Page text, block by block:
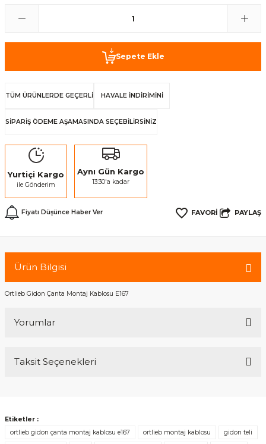
Sepete Ekle
TÜM ÜRÜNLERDE GEÇERLİ HAVALE İNDİRİMİNİ
SİPARİŞ ÖDEME AŞAMASINDA SEÇEBİLİRSİNİZ
Yurtiçi Kargo
ile Gönderim
Aynı Gün Kargo
13:30'a kadar
Fiyatı Düşünce Haber Ver PAYLAŞ
Ürün Bilgisi
Ortlieb Gidon Çanta Montaj Kablosu E167
Yorumlar
Taksit Seçenekleri
Etiketler :
ortlieb gidon çanta montaj kablosu e167
ortlieb montaj kablosu gidon teli